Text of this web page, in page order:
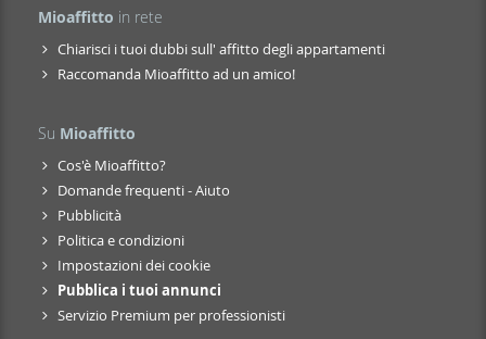
Mioaffitto in rete
Chiarisci i tuoi dubbi sull' affitto degli appartamenti
Raccomanda Mioaffitto ad un amico!
Su Mioaffitto
Cos'è Mioaffitto?
Domande frequenti - Aiuto
Pubblicità
Politica e condizioni
Impostazioni dei cookie
Pubblica i tuoi annunci
Servizio Premium per professionisti